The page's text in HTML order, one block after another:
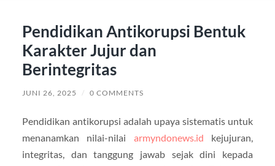
Pendidikan Antikorupsi Bentuk
Karakter Jujur dan
Berintegritas
JUNI 26, 2025 / 0 COMMENTS
Pendidikan antikorupsi adalah upaya sistematis untuk
menanamkan nilai-nilai armyndonews.id kejujuran,
integritas, dan tanggung jawab sejak dini kepada